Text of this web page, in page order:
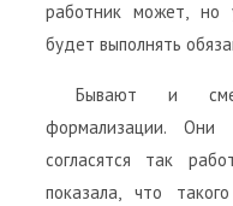
работник может, но
будет выполнять
Бывают и
формализации.
согласятся так
показала, что